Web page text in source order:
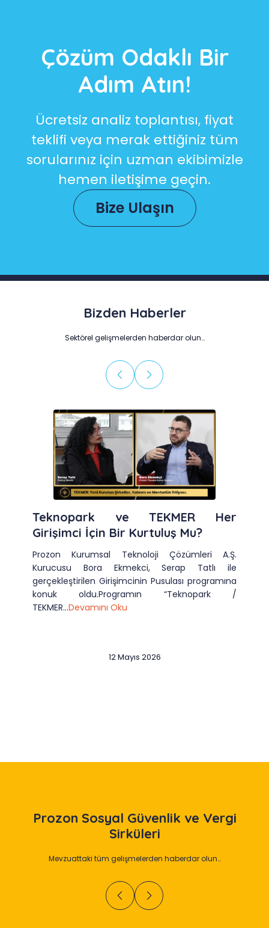
Çözüm Odaklı Bir
Adım Atın!
Ücretsiz analiz toplantısı, fiyat
teklifi veya merak ettiğiniz tüm
sorularınız için uzman ekibimizle
hemen iletişime geçin.
Bize Ulaşın
Bizden Haberler
Sektörel gelişmelerden haberdar olun…
Teknopark ve TEKMER Her
Girişimci İçin Bir Kurtuluş Mu?
Prozon Kurumsal Teknoloji Çözümleri A.Ş.
Kurucusu Bora Ekmekci, Serap Tatlı ile
gerçekleştirilen Girişimcinin Pusulası programına
konuk oldu.Programın “Teknopark /
TEKMER...Devamını Oku
12 Mayıs 2026
Prozon Sosyal Güvenlik ve Vergi
Sirküleri
Mevzuattaki tüm gelişmelerden haberdar olun…